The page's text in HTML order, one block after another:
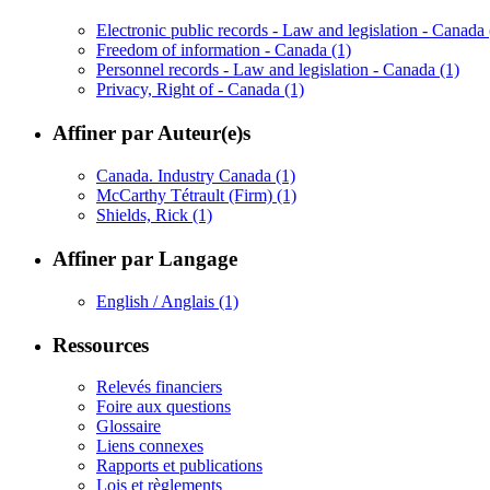
Electronic public records - Law and legislation - Canada
Freedom of information - Canada (1)
Personnel records - Law and legislation - Canada (1)
Privacy, Right of - Canada (1)
Affiner par Auteur(e)s
Canada. Industry Canada (1)
McCarthy Tétrault (Firm) (1)
Shields, Rick (1)
Affiner par Langage
English / Anglais (1)
Ressources
Relevés financiers
Foire aux questions
Glossaire
Liens connexes
Rapports et publications
Lois et règlements